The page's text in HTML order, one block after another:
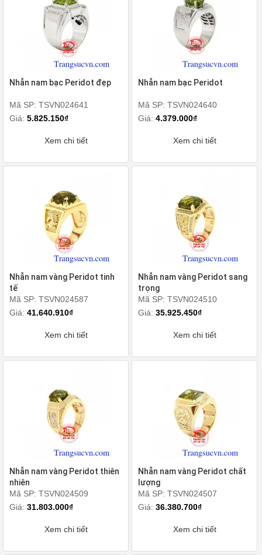
Nhẫn nam bạc Peridot đẹp
Mã SP: TSVN024641
Giá: 5.825.150₫
Xem chi tiết
Nhẫn nam bạc Peridot
Mã SP: TSVN024640
Giá:4.379.000₫
Xem chi tiết
Nhẫn nam vàng Peridot tinh
tế
Mã SP: TSVN024587
Giá: 41.640.910₫
Xem chi tiết
Nhẫn nam vàng Peridot sang
trọng
Mã SP: TSVN024510
Giá:35.925.450₫
Xem chi tiết
Nhẫn nam vàng Peridot thiên
nhiên
Mã SP: TSVN024509
Giá: 31.803.000₫
Xem chi tiết
Nhẫn nam vàng Peridot chất
lượng
Mã SP: TSVN024507
Giá:36.380.700₫
Xem chi tiết